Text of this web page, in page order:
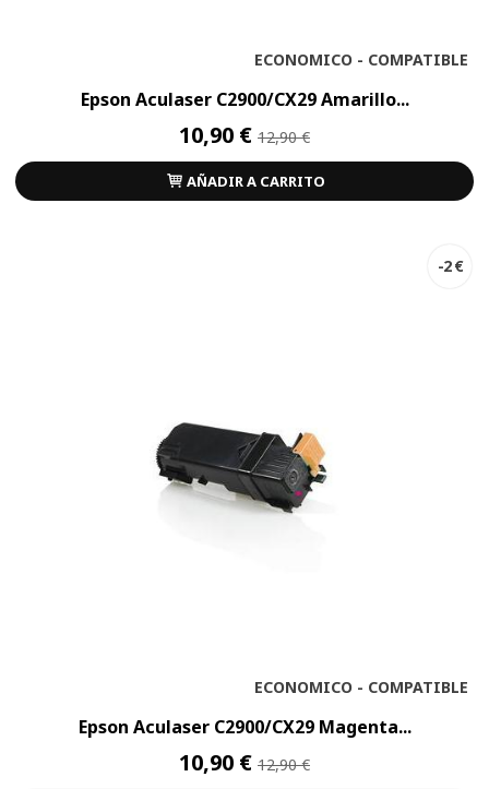
ECONOMICO - COMPATIBLE
Epson Aculaser C2900/CX29 Amarillo...
10,90 € 12,90 €
AÑADIR A CARRITO
ECONOMICO - COMPATIBLE
-2 €
Epson Aculaser C2900/CX29 Magenta...
10,90 € 12,90 €